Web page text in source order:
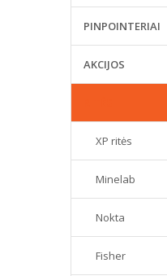
PINPOINTERIAI
AKCIJOS
XP ritės
Minelab
Nokta
Fisher